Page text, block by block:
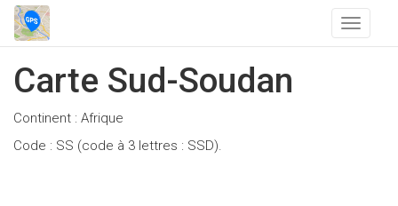
T
o
Carte Sud-Soudan
Continent : Afrique
Code : SS (code à 3 lettres : SSD).